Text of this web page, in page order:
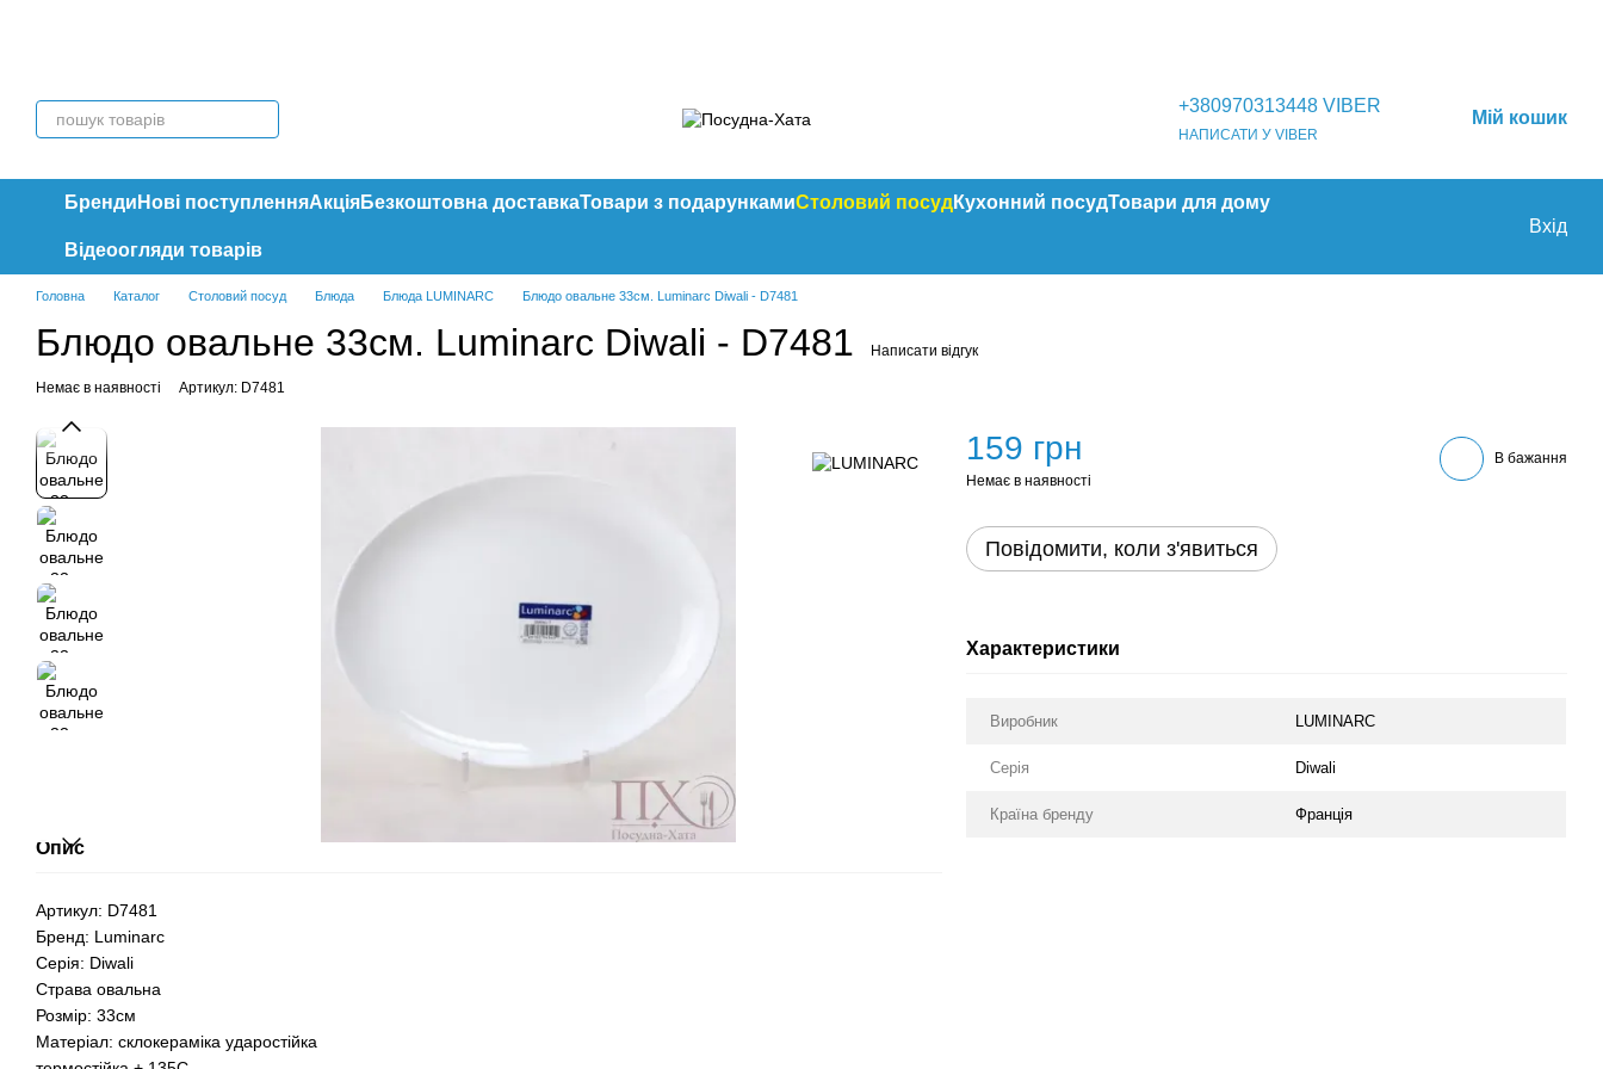
+380970313448 VIBER
НАПИСАТИ У VIBER
Мій кошик
Бренди Нові поступленняАкціяБезкоштовна доставкаТовари з подарункамиСтоловий посудКухонний посудТовари для дому
Відеоогляди товарів
Вхід
Головна Каталог Столовий посуд Блюда Блюда LUMINARC Блюдо овальне 33см. Luminarc Diwali - D7481
Блюдо овальне 33см. Luminarc Diwali - D7481 Написати відгук
Немає в наявності Артикул: D7481
Опис
Артикул: D7481
Бренд: Luminarc
Серія: Diwali
Страва овальна
Розмір: 33см
Матеріал: склокераміка ударостійка
159 грн
Немає в наявності
В бажання
Повідомити, коли з'явиться
Характеристики
Виробник LUMINARC
Серія Diwali
Країна бренду Франція